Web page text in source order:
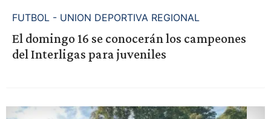
FUTBOL - UNION DEPORTIVA REGIONAL
El domingo 16 se conocerán los campeones
del Interligas para juveniles